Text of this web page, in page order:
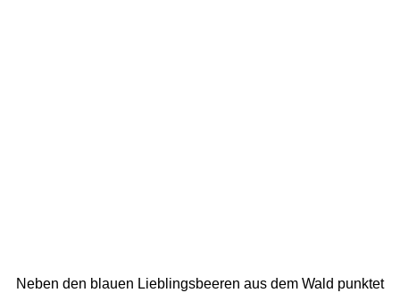
Neben den blauen Lieblingsbeeren aus dem Wald punktet